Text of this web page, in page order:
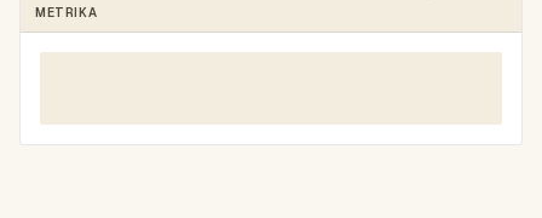
METRIKA